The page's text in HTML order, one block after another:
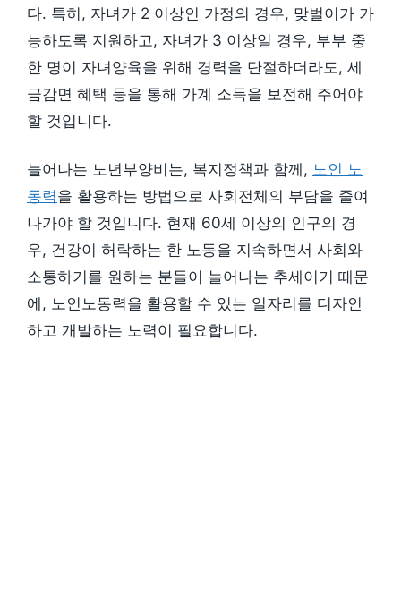
다. 특히, 자녀가 2 이상인 가정의 경우, 맞벌이가 가
능하도록 지원하고, 자녀가 3 이상일 경우, 부부 중
한 명이 자녀양육을 위해 경력을 단절하더라도, 세
금감면 혜택 등을 통해 가계 소득을 보전해 주어야
할 것입니다.
늘어나는 노년부양비는, 복지정책과 함께, 노인 노
동력을 활용하는 방법으로 사회전체의 부담을 줄여
나가야 할 것입니다. 현재 60세 이상의 인구의 경
우, 건강이 허락하는 한 노동을 지속하면서 사회와
소통하기를 원하는 분들이 늘어나는 추세이기 때문
에, 노인노동력을 활용할 수 있는 일자리를 디자인
하고 개발하는 노력이 필요합니다.